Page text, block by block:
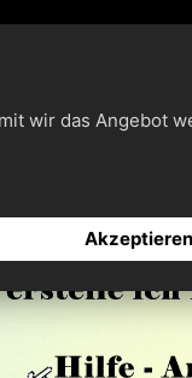
wir das Angebot
Akzeptieren